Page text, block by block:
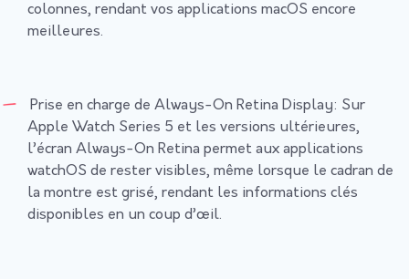
colonnes, rendant vos applications macOS encore
meilleures.
Prise en charge de Always-On Retina Display: Sur
Apple Watch Series 5 et les versions ultérieures,
l’écran Always-On Retina permet aux applications
watchOS de rester visibles, même lorsque le cadran de
la montre est grisé, rendant les informations clés
disponibles en un coup d’œil.